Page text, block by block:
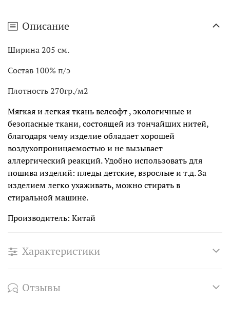
Описание
Ширина 205 см.
Состав 100% п/э
Плотность 270гр./м2
Мягкая и легкая ткань велсофт , экологичные и
безопасные ткани, состоящей из тончайших нитей,
благодаря чему изделие обладает хорошей
воздухопроницаемостью и не вызывает
аллергический реакций. Удобно использовать для
пошива изделий: пледы детские, взрослые и т.д. За
изделием легко ухаживать, можно стирать в
стиральной машине.
Производитель: Китай
Характеристики
Отзывы